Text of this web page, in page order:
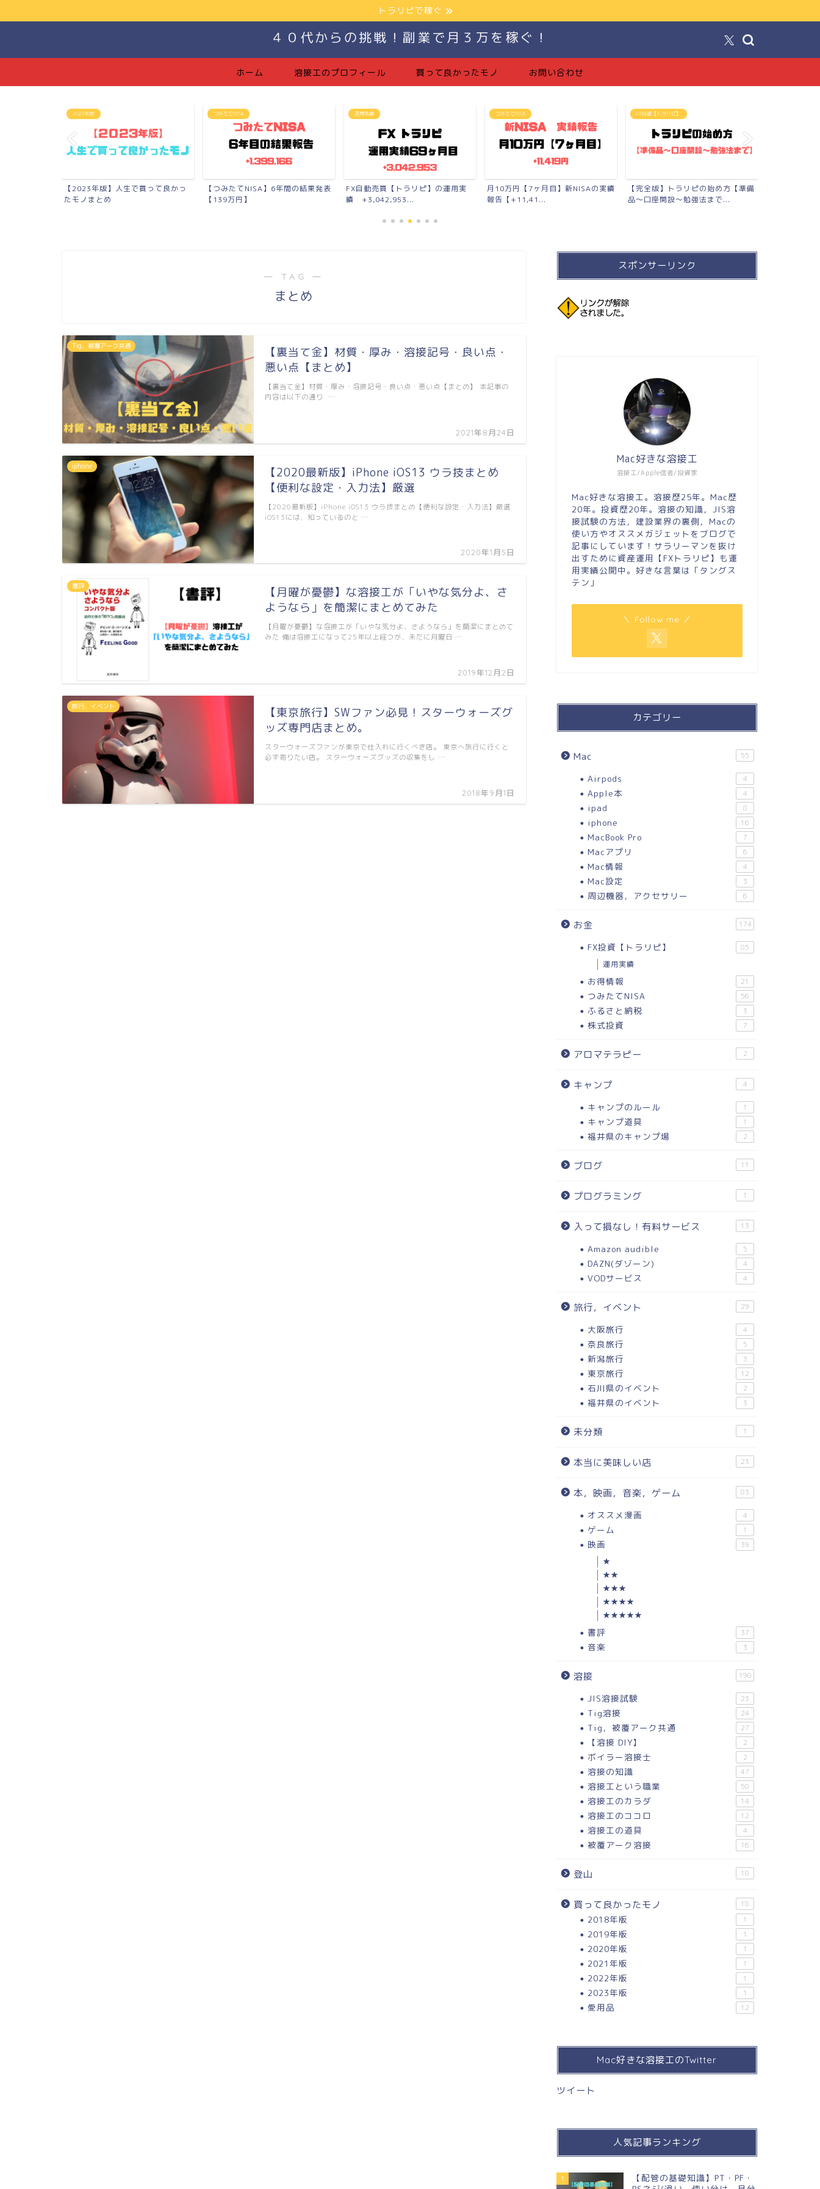
トラリピで稼ぐ
４０代からの挑戦！副業で月３万を稼ぐ！
ホーム 溶接工のプロフィール 買って良かったモノ お問い合わせ
2023年版
【2023年版】人生で買って良かっ
たモノまとめ
つみたてNISA
【つみたてNISA】6年間の結果発表
【139万円】
運用実績
FX自動売買【トラリピ】の運用実
績 +3,042,953...
つみたてNISA
月10万円【7ヶ月目】新NISAの実績
報告【+11,41...
FX投資【トラリピ】
【完全版】トラリピの始め方【準備
品〜口座開設〜勉強法まで...
― TAG ―
まとめ
Tig，被覆アーク共通
【裏当て金】材質・厚み・溶接記号・良い点・
悪い点【まとめ】
2021年8月24日
【裏当て金】材質・厚み・溶接記号・良い点・悪い点【まとめ】 本記事の
内容は以下の通り …
iphone
【2020最新版】iPhone iOS13 ウラ技まとめ
【便利な設定・入力法】厳選
2020年1月5日
【2020最新版】iPhone iOS13 ウラ技まとめ【便利な設定・入力法】厳選
iOS13には，知っているのと …
書評
【月曜が憂鬱】な溶接工が「いやな気分よ、さ
ようなら」を簡潔にまとめてみた
2019年12月2日
【月曜が憂鬱】な溶接工が「いやな気分よ、さようなら」を簡潔にまとめて
みた 俺は溶接工になって25年以上経つが，未だに月曜日 …
旅行，イベント
【東京旅行】SWファン必見！スターウォーズグ
ッズ専門店まとめ。
2018年9月1日
スターウォーズファンが東京で仕入れに行くべき店。 東京へ旅行に行くと
必ず寄りたい店。 スターウォーズグッズの収集をし …
スポンサーリンク
溶接工/Apple信者/投資家
Mac好きな溶接工
Mac好きな溶接工。溶接歴25年。Mac歴
20年。投資歴20年。溶接の知識，JIS溶
接試験の方法，建設業界の裏側，Macの
使い方やオススメガジェットをブログで
記事にしています！サラリーマンを抜け
出すために資産運用【FXトラリピ】も運
用実績公開中。好きな言葉は「タングス
テン」
＼ Follow me ／
カテゴリー
Mac 55
Airpods 4
Apple本 4
ipad 8
iphone 16
MacBook Pro 7
Macアプリ 6
Mac情報 4
Mac設定 3
周辺機器，アクセサリー 6
お金 174
FX投資【トラリピ】 85
運用実績
お得情報 21
つみたてNISA 56
ふるさと納税 3
株式投資 7
アロマテラピー 2
キャンプ 4
キャンプのルール 1
キャンプ道具 1
福井県のキャンプ場 2
ブログ 11
プログラミング 1
入って損なし！有料サービス 13
Amazon audible 5
DAZN(ダゾーン) 4
VODサービス 4
旅行，イベント 29
大阪旅行 4
奈良旅行 5
新潟旅行 3
東京旅行 12
石川県のイベント 2
福井県のイベント 3
未分類 1
本当に美味しい店 23
本，映画，音楽，ゲーム 83
オススメ漫画 4
ゲーム 1
映画 39
★
★★
★★★
★★★★
★★★★★
書評 37
音楽 3
溶接 190
JIS溶接試験 23
Tig溶接 24
Tig，被覆アーク共通 27
【溶接 DIY】 2
ボイラー溶接士 2
溶接の知識 47
溶接工という職業 50
溶接工のカラダ 14
溶接工のココロ 12
溶接工の道具 4
被覆アーク溶接 16
登山 10
買って良かったモノ 18
2018年版 1
2019年版 1
2020年版 1
2021年版 1
2022年版 1
2023年版 1
愛用品 12
Mac好きな溶接工のTwitter
ツイート
人気記事ランキング
1
【配管の基礎知識】PT・PF・